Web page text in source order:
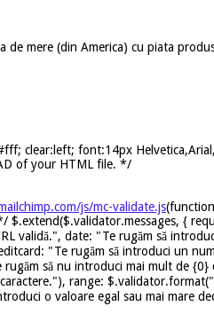
de mere (din America) cu piata
clear:left; font:14px
of your HTML file. */
js/mc-validate.js
{
validă.", date: "Te rugăm să
"Te rugăm să introduci un
să nu introduci mai mult de
range:
o valoare egal sau mai mare